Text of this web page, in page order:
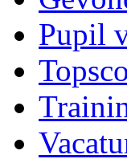
Pupil